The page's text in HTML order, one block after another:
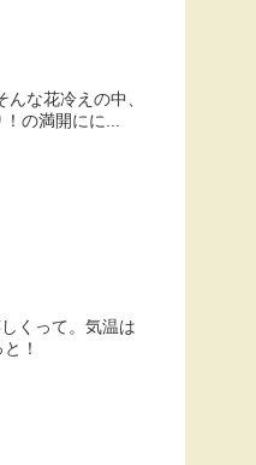
な花冷えの中、
の満開にに...
くって。気温は
！